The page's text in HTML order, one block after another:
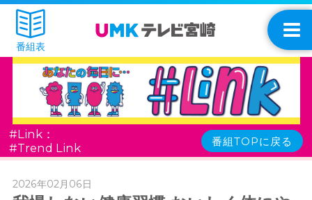
番組表
#Link：
#Trend Link
番組TOPに戻る
2026年02月06日